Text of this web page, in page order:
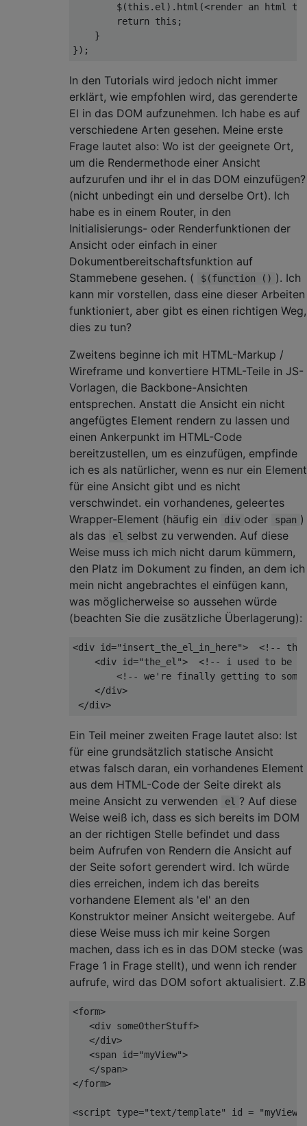
        $(
this .el).html(<render an html
        return this;
    }
});
In den Tutorials wird jedoch nicht immer
erklärt, wie empfohlen wird, das gerenderte
El in das DOM aufzunehmen. Ich habe es auf
verschiedene Arten gesehen. Meine erste
Frage lautet also: Wo ist der geeignete Ort,
um die Rendermethode einer Ansicht
aufzurufen und ihr el in das DOM einzufügen?
(nicht unbedingt ein und derselbe Ort). Ich
habe es in einem Router, in den
Initialisierungs- oder Renderfunktionen der
Ansicht oder einfach in einer
Dokumentbereitschaftsfunktion auf
Stammebene gesehen. (
$(function () ). Ich
kann mir vorstellen, dass eine dieser Arbeiten
funktioniert, aber gibt es einen richtigen Weg,
dies zu tun?
Zweitens beginne ich mit HTML-Markup /
Wireframe und konvertiere HTML-Teile in JS-
Vorlagen, die Backbone-Ansichten
entsprechen. Anstatt die Ansicht ein nicht
angefügtes Element rendern zu lassen und
einen Ankerpunkt im HTML-Code
bereitzustellen, um es einzufügen, empfinde
ich es als natürlicher, wenn es nur ein Element
für eine Ansicht gibt und es nicht
verschwindet. ein vorhandenes, geleertes
Wrapper-Element (häufig ein
div oder span )
als das
el selbst zu verwenden. Auf diese
Weise muss ich mich nicht darum kümmern,
den Platz im Dokument zu finden, an dem ich
mein nicht angebrachtes el einfügen kann,
was möglicherweise so aussehen würde
(beachten Sie die zusätzliche Überlagerung):
<div id="insert_the_el_in_here">  <!--
<div id="the_el">  <!-- i used to be
        <!-- we'
re finally getting to
    </div>
Ein Teil meiner zweiten Frage lautet also: Ist
für eine grundsätzlich statische Ansicht
etwas falsch daran, ein vorhandenes Element
aus dem HTML-Code der Seite direkt als
meine Ansicht zu verwenden
el ? Auf diese
Weise weiß ich, dass es sich bereits im DOM
an der richtigen Stelle befindet und dass
beim Aufrufen von Rendern die Ansicht auf
der Seite sofort gerendert wird. Ich würde
dies erreichen, indem ich das bereits
vorhandene Element als 'el' an den
Konstruktor meiner Ansicht weitergebe. Auf
diese Weise muss ich mir keine Sorgen
machen, dass ich es in das DOM stecke (was
Frage 1 in Frage stellt), und wenn ich render
aufrufe, wird das DOM sofort aktualisiert. Z.B
<form>
<div someOtherStuff>
</div>
<span id="myView">
</span>
</form>
<script type="text/template" id =